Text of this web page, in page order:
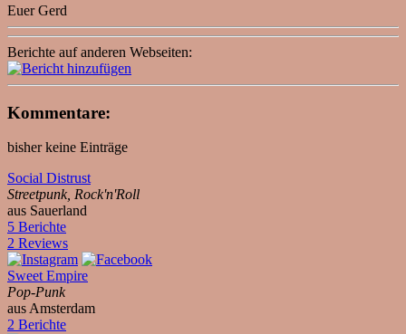
Euer Gerd
Berichte auf anderen Webseiten:
Kommentare:
bisher keine Einträge
Social Distrust
Streetpunk, Rock'n'Roll
aus Sauerland
5 Berichte
2 Reviews
Sweet Empire
Pop-Punk
aus Amsterdam
2 Berichte